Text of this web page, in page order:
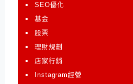
SEO優化
基金
股票
理財規劃
店家行銷
Instagram經營